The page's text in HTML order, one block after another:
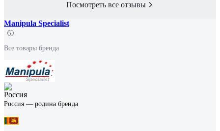
Посмотреть все отзывы
Manipula Specialist
Все товары бренда
Россия — родина бренда